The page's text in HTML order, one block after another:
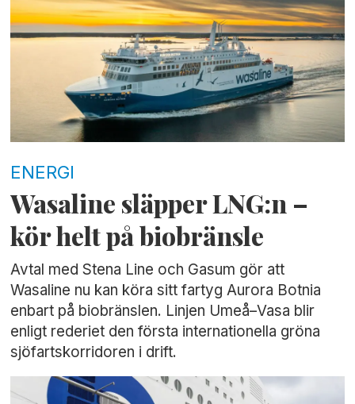
ENERGI
Wasaline släpper LNG:n –
kör helt på biobränsle
Avtal med Stena Line och Gasum gör att
Wasaline nu kan köra sitt fartyg Aurora Botnia
enbart på biobränslen. Linjen Umeå–Vasa blir
enligt rederiet den första internationella gröna
sjöfartskorridoren i drift.